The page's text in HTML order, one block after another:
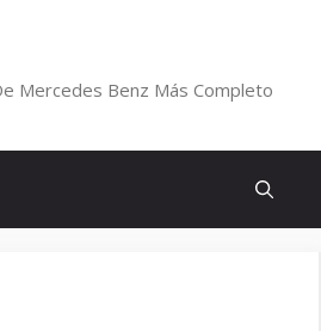
Mercedes Benz Más Completo